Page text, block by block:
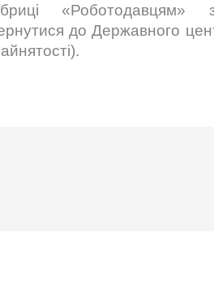
«Роботодавцям»
до Державного